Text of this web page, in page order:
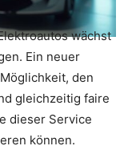
wächst
Ein neuer
den
gleichzeitig faire
dieser Service
können.